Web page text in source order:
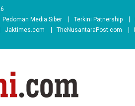
Pedoman Media Siber Terkini Patnership
Jaktimes.com TheNusantaraPost.com